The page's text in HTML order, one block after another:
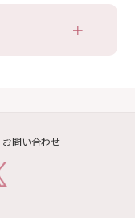
お問い合わせ